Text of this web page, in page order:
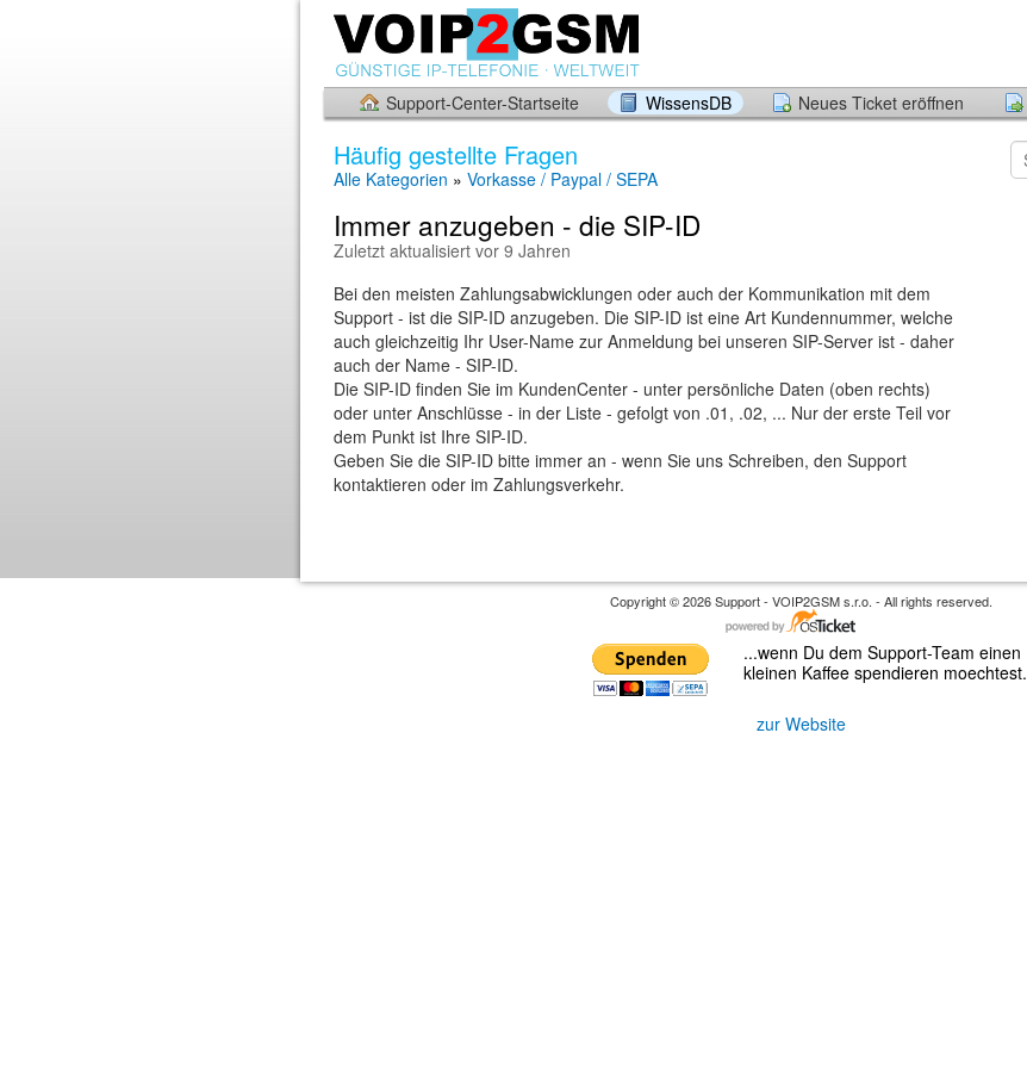
Support-Center-Startseite WissensDB Neues Ticket eröffnen
Häufig gestellte Fragen
Alle Kategorien » Vorkasse / Paypal / SEPA
Immer anzugeben - die SIP-ID
Zuletzt aktualisiert vor 9 Jahren
Bei den meisten Zahlungsabwicklungen oder auch der Kommunikation mit dem
Support - ist die SIP-ID anzugeben. Die SIP-ID ist eine Art Kundennummer, welche
auch gleichzeitig Ihr User-Name zur Anmeldung bei unseren SIP-Server ist - daher
auch der Name - SIP-ID.
Die SIP-ID finden Sie im KundenCenter - unter persönliche Daten (oben rechts)
oder unter Anschlüsse - in der Liste - gefolgt von .01, .02, ... Nur der erste Teil vor
dem Punkt ist Ihre SIP-ID.
Geben Sie die SIP-ID bitte immer an - wenn Sie uns Schreiben, den Support
kontaktieren oder im Zahlungsverkehr.
Copyright © 2026 Support - VOIP2GSM s.r.o. - All rights reserved.
...wenn Du dem Support-Team einen
kleinen Kaffee spendieren moechtest.
zur Website